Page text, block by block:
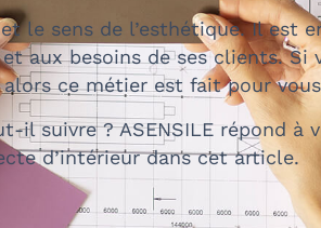
le sens de l’esthétique. Il est
aux besoins de ses clients. Si
ce métier est fait pour
suivre ? ASENSILE répond à
d’intérieurdans cet article.